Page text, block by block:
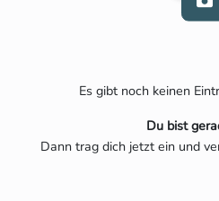
Es gibt noch keinen
Du bist
Dann trag dich jetzt ein und